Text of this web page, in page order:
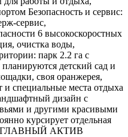
Безопасность и сервис:
сервис,
6 высокоскоростных
очистка воды,
парк 2.2 га с
детский сад и
своя оранжерея,
и специальные места отдыха
дизайн с
и другими красивыми
курсирует отдельная
ГЛАВНЫЙ АКТИВ